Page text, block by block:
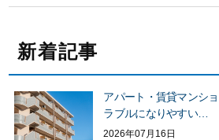
新着記事
アパート・賃貸マンシ
ラブルになりやすい…
2026年07月16日